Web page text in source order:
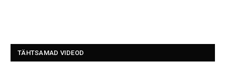
TÄHTSAMAD VIDEOD